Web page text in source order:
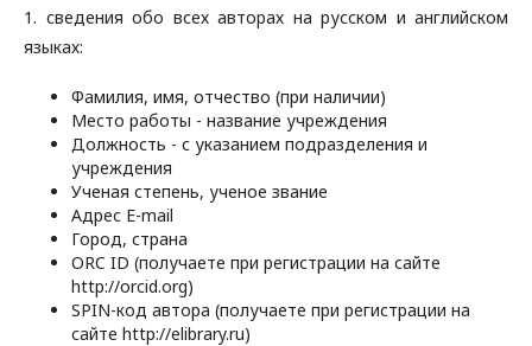
1. сведения обо всех авторах на русском и английском
языках:
Фамилия, имя, отчество (при наличии)
Место работы - название учреждения
Должность - с указанием подразделения и
учреждения
Ученая степень, ученое звание
Адрес E-mail
Город, страна
ORC ID (получаете при регистрации на сайте
http://orcid.org)
SPIN-код автора (получаете при регистрации на
сайте http://elibrary.ru)